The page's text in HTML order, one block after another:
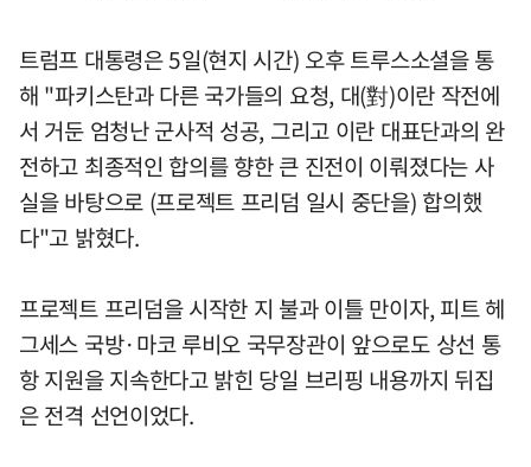
트럼프 대통령은 5일(현지 시간) 오후 트루스소셜을 통
해 "파키스탄과 다른 국가들의 요청, 대(對)이란 작전에
서 거둔 엄청난 군사적 성공, 그리고 이란 대표단과의 완
전하고 최종적인 합의를 향한 큰 진전이 이뤄졌다는 사
실을 바탕으로 (프로젝트 프리덤 일시 중단을) 합의했
다"고 밝혔다.
프로젝트 프리덤을 시작한 지 불과 이틀 만이자, 피트 헤
그세스 국방·마코 루비오 국무장관이 앞으로도 상선 통
항 지원을 지속한다고 밝힌 당일 브리핑 내용까지 뒤집
은 전격 선언이었다.